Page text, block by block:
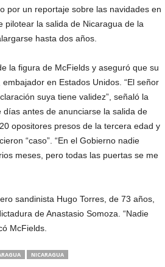
por un reportaje sobre las navidades en
la salida de Nicaragua de la
hasta dos años.
la figura de McFields y aseguró que su
en Estados Unidos. “El señor
suya tiene validez”, señaló la
antes de anunciarse la salida de
opositores presos de la tercera edad y
“caso”. “En el Gobierno nadie
meses, pero todas las puertas se me
sandinista Hugo Torres, de 73 años,
de Anastasio Somoza. “Nadie
McFields.
NICARAGUA